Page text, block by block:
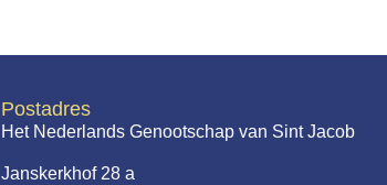
Postadres
Het Nederlands Genootschap van Sint Jacob
Janskerkhof 28 a